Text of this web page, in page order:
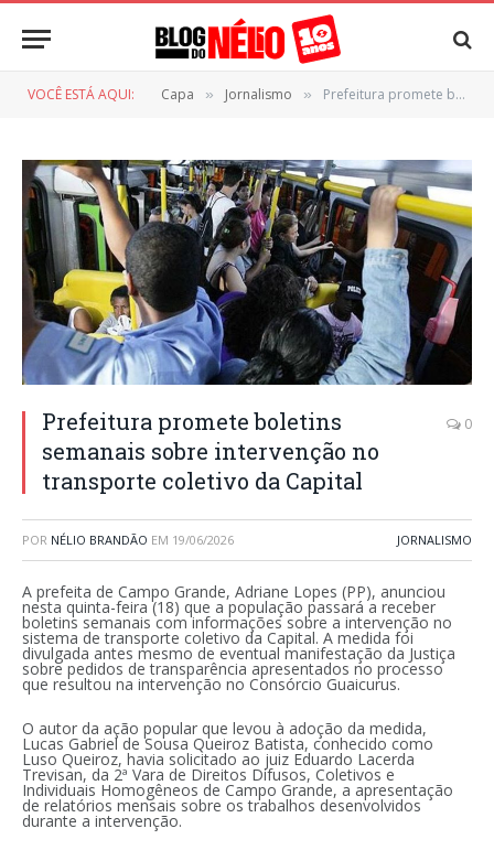
VOCÊ ESTÁ AQUI: Capa » Jornalismo » Prefeitura promete boletins semanais sobre intervenção no transporte coletivo da Capital
Prefeitura promete boletins
semanais sobre intervenção no
transporte coletivo da Capital
0
POR NÉLIO BRANDÃO EM 19/06/2026 JORNALISMO
A prefeita de Campo Grande, Adriane Lopes (PP), anunciou
nesta quinta-feira (18) que a população passará a receber
boletins semanais com informações sobre a intervenção no
sistema de transporte coletivo da Capital. A medida foi
divulgada antes mesmo de eventual manifestação da Justiça
sobre pedidos de transparência apresentados no processo
que resultou na intervenção no Consórcio Guaicurus.
O autor da ação popular que levou à adoção da medida,
Lucas Gabriel de Sousa Queiroz Batista, conhecido como
Luso Queiroz, havia solicitado ao juiz Eduardo Lacerda
Trevisan, da 2ª Vara de Direitos Difusos, Coletivos e
Individuais Homogêneos de Campo Grande, a apresentação
de relatórios mensais sobre os trabalhos desenvolvidos
durante a intervenção.